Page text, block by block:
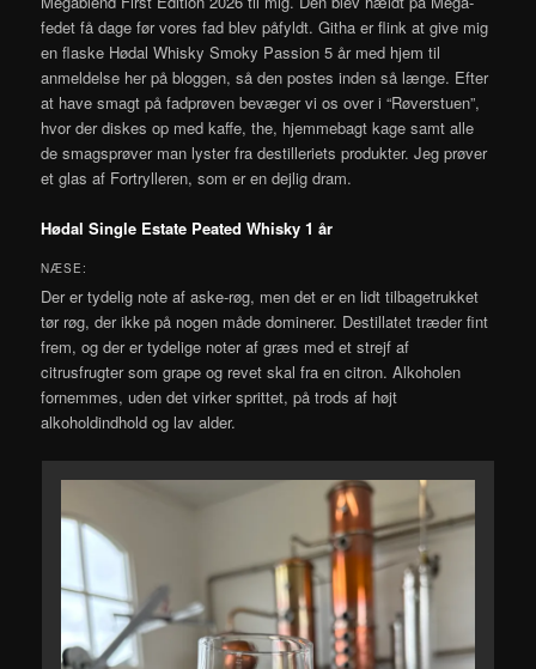
fedet få dage før vores fad blev påfyldt. Githa er flink at give mig
en flaske Hødal Whisky Smoky Passion 5 år med hjem til
anmeldelse her på bloggen, så den postes inden så længe. Efter
at have smagt på fadprøven bevæger vi os over i “Røverstuen”,
hvor der diskes op med kaffe, the, hjemmebagt kage samt alle
de smagsprøver man lyster fra destilleriets produkter. Jeg prøver
et glas af Fortrylleren, som er en dejlig dram.
Hødal Single Estate Peated Whisky 1 år
NÆSE:
Der er tydelig note af aske-røg, men det er en lidt tilbagetrukket
tør røg, der ikke på nogen måde dominerer. Destillatet træder fint
frem, og der er tydelige noter af græs med et strejf af
citrusfrugter som grape og revet skal fra en citron. Alkoholen
fornemmes, uden det virker sprittet, på trods af højt
alkoholdindhold og lav alder.